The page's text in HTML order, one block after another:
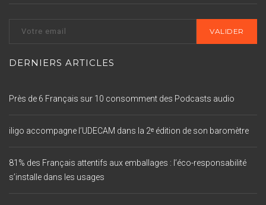
DERNIERS ARTICLES
Près de 6 Français sur 10 consomment des Podcasts audio
iligo accompagne l’UDECAM dans la 2ᵉ édition de son baromètre
81% des Français attentifs aux emballages : l’éco-responsabilité
s’installe dans les usages